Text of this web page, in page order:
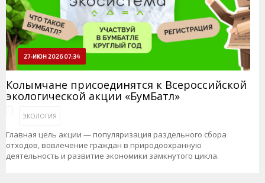
27-ИЮН 2026 07:34
Колымчане присоединятся к Всероссийской
экологической акции «БумБатл»
ЭКОЛОГИЯ
Главная цель акции — популяризация раздельного сбора
отходов, вовлечение граждан в природоохранную
деятельность и развитие экономики замкнутого цикла.